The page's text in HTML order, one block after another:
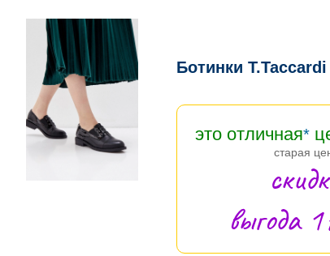
Ботинки T.Taccardi
это отличная*
старая
выгода